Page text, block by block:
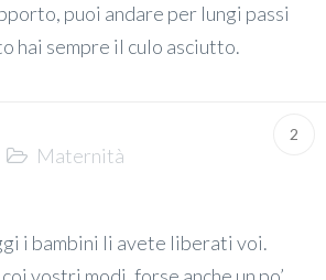
puoi andare per lungi passi
hai sempre il culo asciutto.
2
Maternità
i bambini li avete liberati voi.